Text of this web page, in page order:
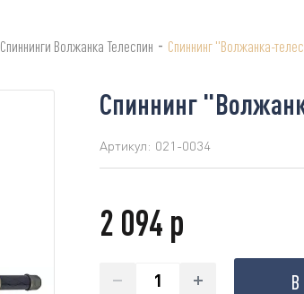
Спиннинги Волжанка Телеспин - Спиннинг "Волжанка-
Спиннинг
Артикул: 021-0034
2 094 р
В